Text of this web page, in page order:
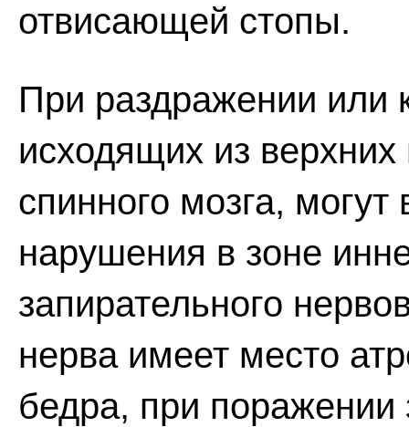
отвисающей стопы.
При раздражении или
исходящих из
спинного мозга, могут
нарушения в зоне
запирательного
нерва имеет место
бедра, при поражении